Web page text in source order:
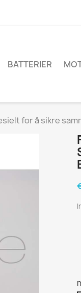
BATTERIER
for å sikre